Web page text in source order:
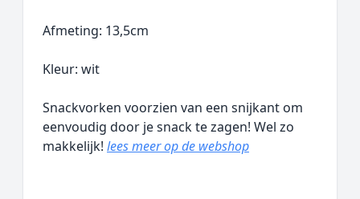
Afmeting: 13,5cm
Kleur: wit
Snackvorken voorzien van een snijkant om
eenvoudig door je snack te zagen! Wel zo
makkelijk! lees meer op de webshop